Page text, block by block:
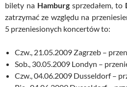
bilety na Hamburg sprzedałem, to
zatrzymać ze względu na
5 przeniesionych koncertów to:
Czw., 21.05.2009 Zagrzeb –
Sob., 30.05.2009 Londyn –
Czw., 04.06.2009 Dusseldorf –